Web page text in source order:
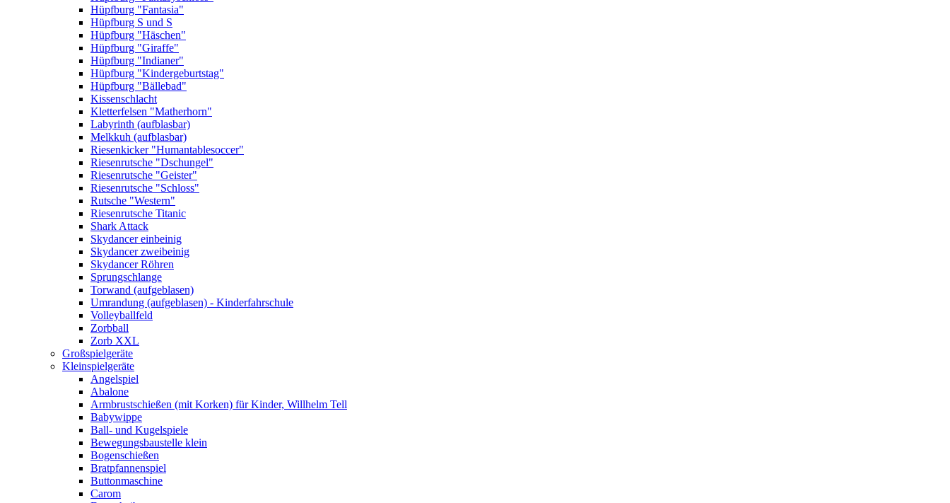
Hüpfburg "Fantasia"
Hüpfburg S und S
Hüpfburg "Häschen"
Hüpfburg "Giraffe"
Hüpfburg "Indianer"
Hüpfburg "Kindergeburtstag"
Hüpfburg "Bällebad"
Kissenschlacht
Kletterfelsen "Matherhorn"
Labyrinth (aufblasbar)
Melkkuh (aufblasbar)
Riesenkicker "Humantablesoccer"
Riesenrutsche "Dschungel"
Riesenrutsche "Geister"
Riesenrutsche "Schloss"
Rutsche "Western"
Riesenrutsche Titanic
Shark Attack
Skydancer einbeinig
Skydancer zweibeinig
Skydancer Röhren
Sprungschlange
Torwand (aufgeblasen)
Umrandung (aufgeblasen) - Kinderfahrschule
Volleyballfeld
Zorbball
Zorb XXL
Großspielgeräte
Kleinspielgeräte
Angelspiel
Abalone
Armbrustschießen (mit Korken) für Kinder, Willhelm Tell
Babywippe
Ball- und Kugelspiele
Bewegungsbaustelle klein
Bogenschießen
Bratpfannenspiel
Buttonmaschine
Carom